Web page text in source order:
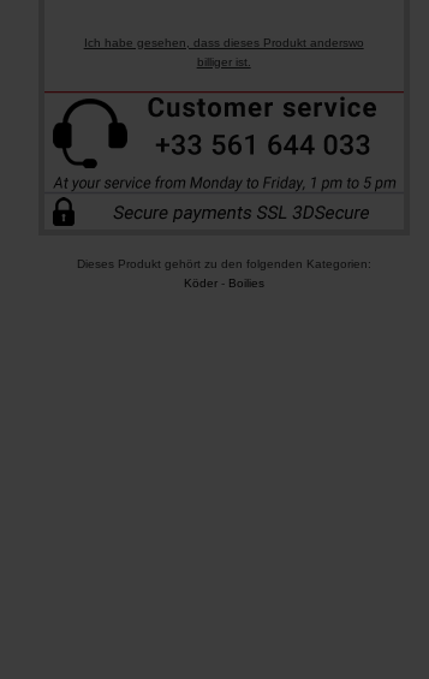
Ich habe gesehen, dass dieses Produkt anderswo
billiger ist.
Dieses Produkt gehört zu den folgenden Kategorien:
Köder- Boilies